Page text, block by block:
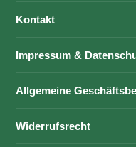
Kontakt
Impressum &
Allgemeine
Widerrufsrecht